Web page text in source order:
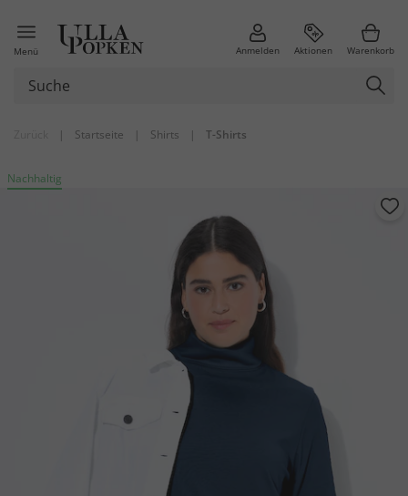
Menü Anmelden Aktionen Warenkorb
| Startseite | Shirts | T-Shirts
Nachhaltig